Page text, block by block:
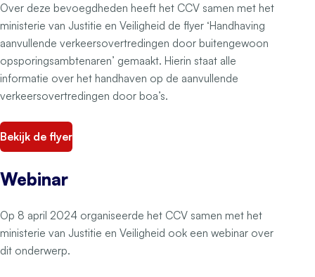
Over deze bevoegdheden heeft het CCV samen met het
ministerie van Justitie en Veiligheid de flyer ‘Handhaving
aanvullende verkeersovertredingen door buitengewoon
opsporingsambtenaren’ gemaakt. Hierin staat alle
informatie over het handhaven op de aanvullende
verkeersovertredingen door boa’s.
Bekijk de flyer
Webinar
Op 8 april 2024 organiseerde het CCV samen met het
ministerie van Justitie en Veiligheid ook een webinar over
dit onderwerp.